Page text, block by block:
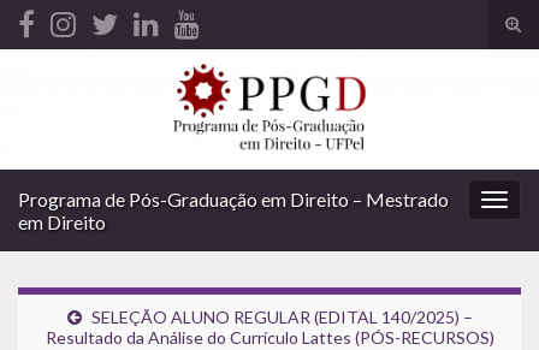
Search for:
Programa de Pós-Graduação em Direito – Mestrado
em Direito
SELEÇÃO ALUNO REGULAR (EDITAL 140/2025) –
Resultado da Análise do Currículo Lattes (PÓS-RECURSOS)